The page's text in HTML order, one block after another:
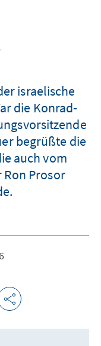
israelische
die Konrad-
begrüßte die
auch vom
Prosor